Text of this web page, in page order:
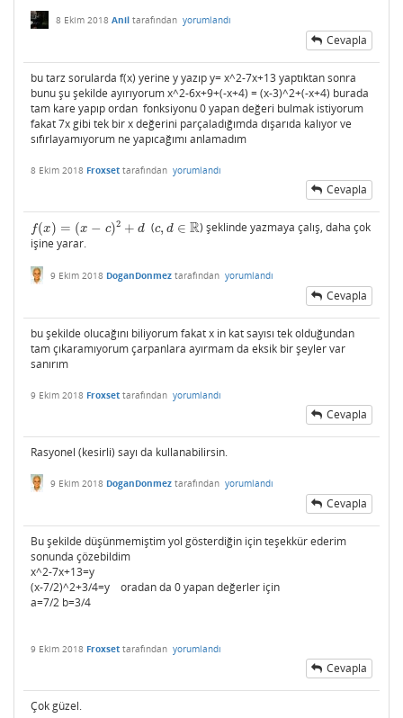
8 Ekim 2018 Anil tarafından yorumlandı
Cevapla
bu tarz sorularda f(x) yerine y yazıp y= x^2-7x+13 yaptıktan sonra
bunu şu şekilde ayırıyorum x^2-6x+9+(-x+4) = (x-3)^2+(-x+4) burada
tam kare yapıp ordan fonksiyonu 0 yapan değeri bulmak istiyorum
fakat 7x gibi tek bir x değerini parçaladığımda dışarıda kalıyor ve
sıfırlayamıyorum ne yapıcağımı anlamadım
8 Ekim 2018 Froxset tarafından yorumlandı
Cevapla
f(x) = (x − c)2 + d
f(x)=( x−c )2+ d (c, d ∈ R
c, d∈R
) şeklinde yazmaya çalış, daha çok
işine yarar.
9 Ekim 2018 DoganDonmez tarafından yorumlandı
Cevapla
bu şekilde olucağını biliyorum fakat x in kat sayısı tek olduğundan
tam çıkaramıyorum çarpanlara ayırmam da eksik bir şeyler var
sanırım
9 Ekim 2018 Froxset tarafından yorumlandı
Cevapla
Rasyonel (kesirli) sayı da kullanabilirsin.
9 Ekim 2018 DoganDonmez tarafından yorumlandı
Cevapla
Bu şekilde düşünmemiştim yol gösterdiğin için teşekkür ederim
sonunda çözebildim
x^2-7x+13=y
(x-7/2)^2+3/4=y oradan da 0 yapan değerler için
a=7/2 b=3/4
9 Ekim 2018 Froxset tarafından yorumlandı
Cevapla
Çok güzel.